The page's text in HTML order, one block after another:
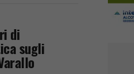
di
sugli